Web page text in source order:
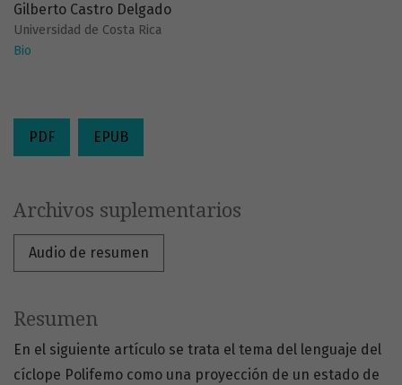
Gilberto Castro Delgado
Universidad de Costa Rica
Bio
PDF EPUB
Archivos suplementarios
Audio de resumen
Resumen
En el siguiente artículo se trata el tema del lenguaje del
cíclope Polifemo como una proyección de un estado de